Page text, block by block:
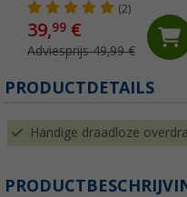
toetsenbord en Air Mouse
(2)
39,99 €
Adviesprijs 49,99 €
PRODUCTDETAILS
Handige draadloze